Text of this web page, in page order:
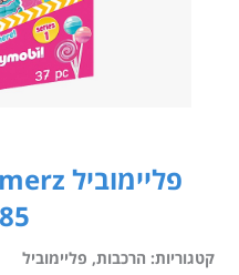
קטגוריות: הרכבות, פליימוביל